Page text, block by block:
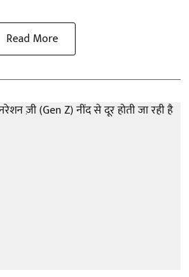
Read More